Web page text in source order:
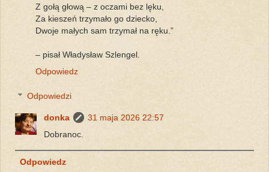
Z gołą głową – z oczami bez lęku,
Za kieszeń trzymało go dziecko,
Dwoje małych sam trzymał na ręku.”
– pisał Władysław Szlengel.
Odpowiedz
Odpowiedzi
donka
31 maja 2026 22:57
Dobranoc.
Odpowiedz